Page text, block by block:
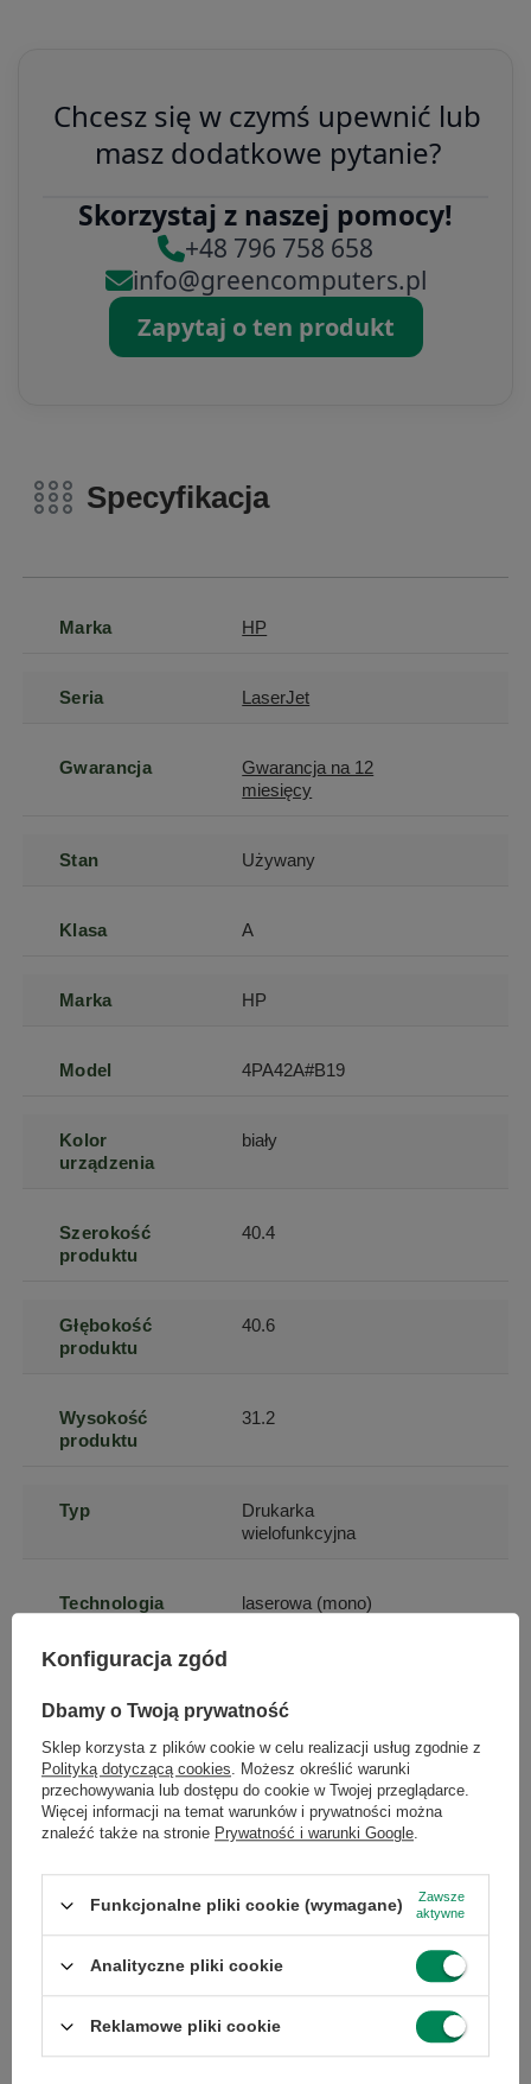
Chcesz się w czymś upewnić lub
masz dodatkowe pytanie?
Skorzystaj z naszej pomocy!
+48 796 758 658
info@greencomputers.pl
Zapytaj o ten produkt
Specyfikacja
Marka HP
Seria LaserJet
Gwarancja
Gwarancja na 12
miesięcy
Stan Używany
Klasa A
Marka HP
Model 4PA42A#B19
Kolor
urządzenia
biały
Szerokość
produktu
40.4
Głębokość
produktu
40.6
Wysokość
produktu
31.2
Typ
Drukarka
wielofunkcyjna
Technologia
laserowa (mono)
format papieru
Komunikacja LAN
papieru (kartki)
Konfiguracja zgód
Dbamy o Twoją prywatność
Sklep korzysta z plików cookie w celu realizacji usług zgodnie z
Polityką dotyczącą cookies. Możesz określić warunki
przechowywania lub dostępu do cookie w Twojej przeglądarce.
Więcej informacji na temat warunków i prywatności można
znaleźć także na stronie Prywatność i warunki Google.
Funkcjonalne pliki cookie (wymagane)
Zawsze
aktywne
Analityczne pliki cookie
Reklamowe pliki cookie